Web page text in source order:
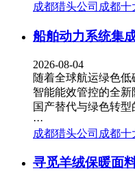
成都猎头公司 成都十
船舶动力系统集
2026-08-04
随着全球航运绿色
智能能效管控的全
国产替代与绿色转
···
成都猎头公司 成都十
寻觅羊绒保暖面